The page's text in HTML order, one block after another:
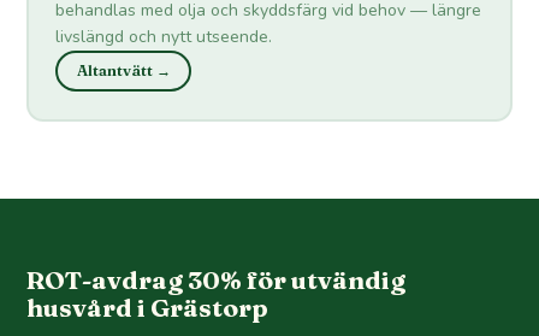
behandlas med olja och skyddsfärg vid behov — längre
livslängd och nytt utseende.
Altantvätt →
ROT-avdrag 30% för utvändig
husvård i Grästorp